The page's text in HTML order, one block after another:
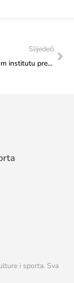
Slijedeći
U Francuskom institutu predstavljen „Digitalni putujući muzej za Balkan“
i sporta. Sva